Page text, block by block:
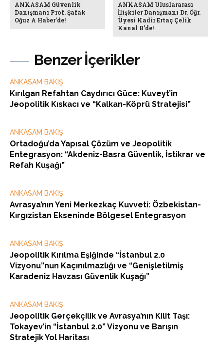
Benzer İçerikler
ANKASAM BAKIŞ
Kırılgan Refahtan Caydırıcı Güce: Kuveyt’in
Jeopolitik Kıskacı ve “Kalkan-Köprü Stratejisi”
ANKASAM BAKIŞ
Ortadoğu’da Yapısal Çözüm ve Jeopolitik
Entegrasyon: “Akdeniz-Basra Güvenlik, İstikrar ve
Refah Kuşağı”
ANKASAM BAKIŞ
Avrasya’nın Yeni Merkezkaç Kuvveti: Özbekistan-
Kırgızistan Ekseninde Bölgesel Entegrasyon
ANKASAM BAKIŞ
Jeopolitik Kırılma Eşiğinde “İstanbul 2.0
Vizyonu”nun Kaçınılmazlığı ve “Genişletilmiş
Karadeniz Havzası Güvenlik Kuşağı”
ANKASAM BAKIŞ
Jeopolitik Gerçekçilik ve Avrasya’nın Kilit Taşı:
Tokayev’in “İstanbul 2.0” Vizyonu ve Barışın
Stratejik Yol Haritası
ANKASAM Güvenlik
Danışmanı Prof. Şafak
Oğuz A Haber’de!
ANKASAM Uluslararası
İlişkiler Danışmanı Dr. Öğr.
Üyesi Kadir Ertaç Çelik
Kanal B’de!